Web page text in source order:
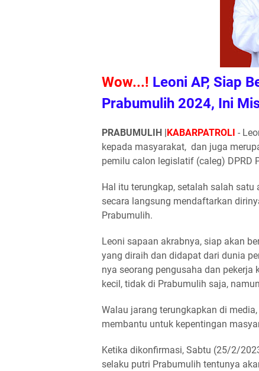
Wow...! Leoni AP, Siap
Prabumulih 2024, Ini
PRABUMULIH |KABARPATROLI -
kepada masyarakat, dan juga
pemilu calon legislatif (caleg) DPRD
Hal itu terungkap, setalah salah
secara langsung mendaftarkan
Prabumulih.
Leoni sapaan akrabnya, siap akan
yang diraih dan didapat dari dunia
nya seorang pengusaha dan
kecil, tidak di Prabumulih saja,
Walau jarang terungkapkan di
membantu untuk kepentingan
Ketika dikonfirmasi, Sabtu (25/2/
selaku putri Prabumulih tentunya